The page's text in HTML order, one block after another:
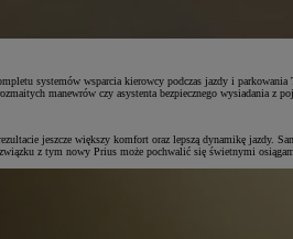
systemów wsparcia kierowcy podczas jazdy i
manewrów czy asystenta bezpiecznego wysiadania
jeszcze większy komfort oraz lepszą dynamikę
z tym nowy Prius może pochwalić się świetnymi